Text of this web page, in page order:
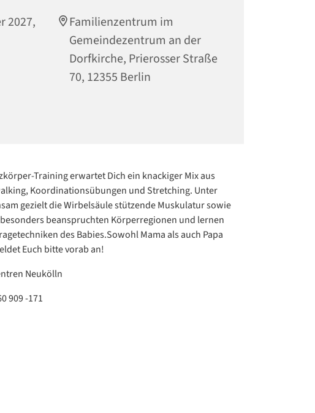
2027,
Familienzentrum im
Gemeindezentrum an der
Dorfkirche, Prierosser Straße
70, 12355 Berlin
Training erwartet Dich ein knackiger Mix aus
Koordinationsübungen und Stretching. Unter
gezielt die Wirbelsäule stützende Muskulatur sowie
beanspruchten Körperregionen und lernen
des Babies.Sowohl Mama als auch Papa
Euch bitte vorab an!
Neukölln
909 -171